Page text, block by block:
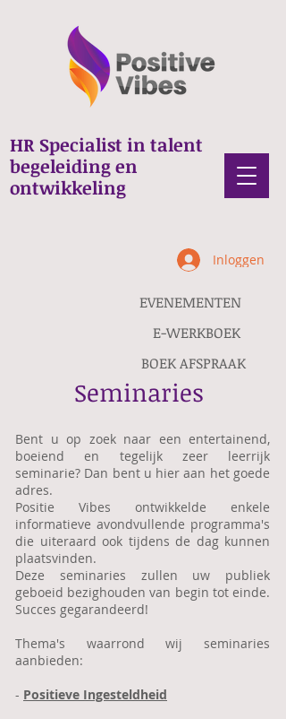
HR Specialist in talent
begeleiding en
ontwikkeling
BOEK AFSPRAAK
E-WERKBOEK
Inloggen
EVENEMENTEN
Seminaries
Bent u op zoek naar een entertainend,
boeiend en tegelijk zeer leerrijk
seminarie? Dan bent u hier aan het goede
adres.
Positie Vibes ontwikkelde enkele
informatieve avondvullende programma's
die uiteraard ook tijdens de dag kunnen
plaatsvinden.
Deze seminaries zullen uw publiek
geboeid bezighouden van begin tot einde.
Succes gegarandeerd!
Thema's waarrond wij seminaries
aanbieden:
- Positieve Ingesteldheid